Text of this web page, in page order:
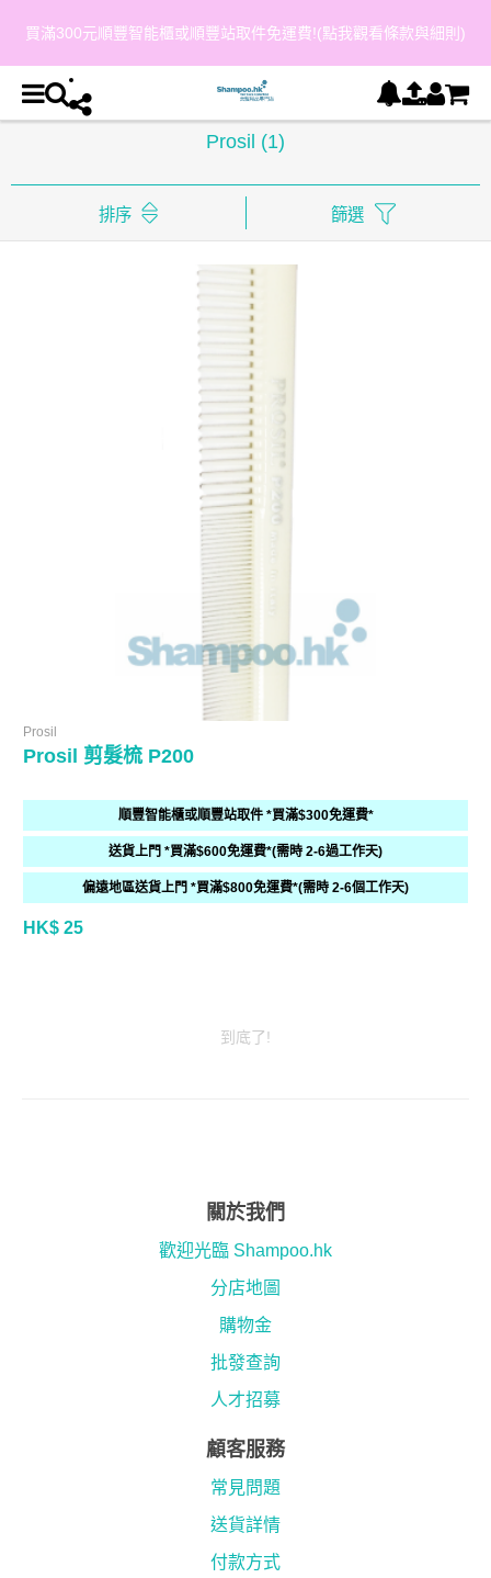
買滿300元順豐智能櫃或順豐站取件免運費!(點我觀看條款與細則)
Prosil (1)
排序 篩選
Prosil
Prosil 剪髮梳 P200
順豐智能櫃或順豐站取件 *買滿$300免運費*
送貨上門 *買滿$600免運費*(需時 2-6過工作天)
偏遠地區送貨上門 *買滿$800免運費*(需時 2-6個工作天)
HK$ 25
到底了!
關於我們
歡迎光臨 Shampoo.hk
分店地圖
購物金
批發查詢
人才招募
顧客服務
常見問題
送貨詳情
付款方式